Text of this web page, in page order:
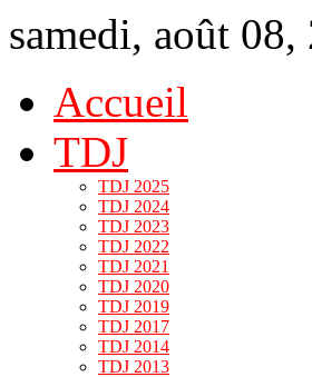
samedi, août 08,
Accueil
TDJ
TDJ 2025
TDJ 2024
TDJ 2023
TDJ 2022
TDJ 2021
TDJ 2020
TDJ 2019
TDJ 2017
TDJ 2014
TDJ 2013